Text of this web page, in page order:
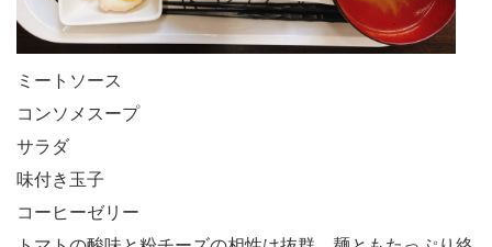
ミートソース
コンソメスープ
サラダ
味付き玉子
コーヒーゼリー